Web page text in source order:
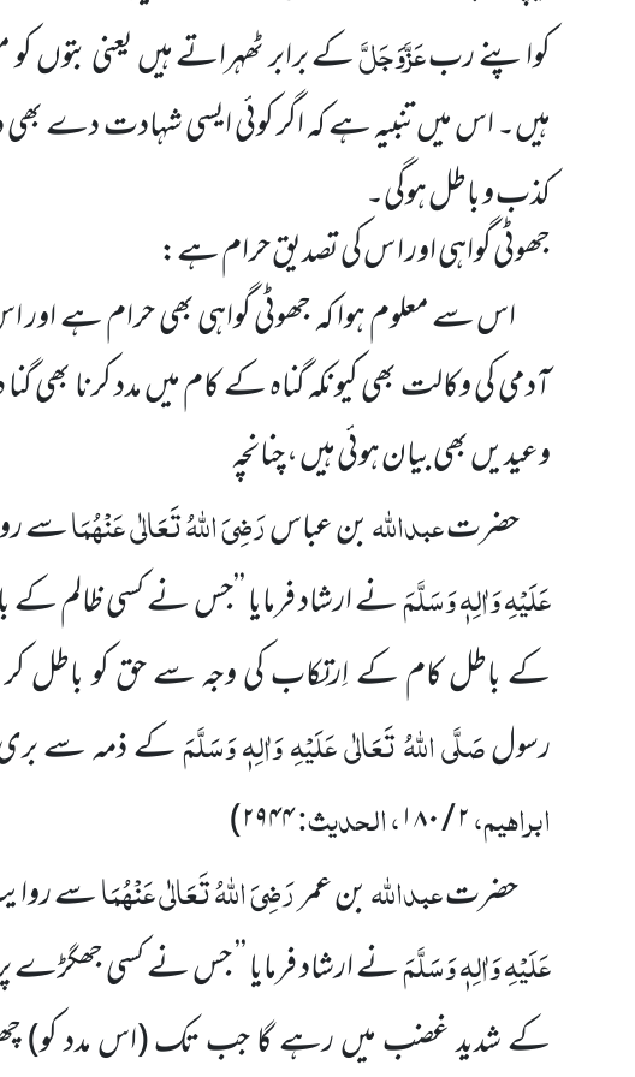
کواپنے ربعَزَّوَجَلَّکے برابر ٹھہراتے ہیں یعنی بتوں
ہیں۔ اس میں تنبیہ ہے کہ اگر کوئی ایسی شہادت دے
کذب و باطل ہوگی۔
جھوٹی گواہی اور ا س کی تصدیق حرام ہے:
اس سے معلوم ہوا کہ جھوٹی گواہی بھی حرام ہے اور
آدمی کی وکالت بھی کیونکہ گناہ کے کام میں مدد کرنا
وعیدیں بھی بیان ہوئی ہیں ، چنانچہ
حضرتعبداللہبن عباسرَضِیَ اللہُ تَعَالٰی عَنْہُمَاسے
عَلَیْہِ وَاٰلِہٖ وَسَلَّمَنے ارشاد فرمایا ’’جس نے کسی ظالم کے
کے باطل کام کے اِرتِکاب کی وجہ سے حق کو باطل
رسولصَلَّی اللہُ تَعَالٰی عَلَیْہِ وَاٰلِہٖ وَسَلَّمَکے ذمہ سے
ابراہیم،۲/۱۸۰، الحدیث:۲۹۴۴)
حضرتعبداللہبن عمررَضِیَ اللہُ تَعَالٰی عَنْہُمَاسے
عَلَیْہِ وَاٰلِہٖ وَسَلَّمَنے ارشاد فرمایا ’’ جس نے کسی جھگڑے
کے شدید غضب میں رہے گا جب تک(اس مدد کو)